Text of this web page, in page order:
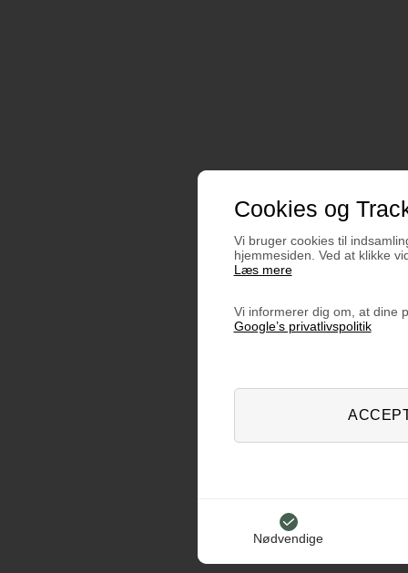
Cookies og
Vi bruger cookies til
hjemmesiden. Ved at klikke
Læs mere
Vi informerer dig om, at dine
Google’s privatlivspolitik
Nødvendige